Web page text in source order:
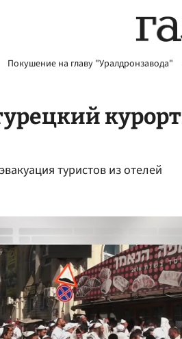
Покушение на главу "Уралдронзавода"
туристов из отелей